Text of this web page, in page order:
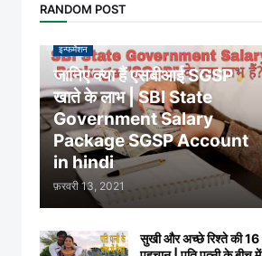
RANDOM POST
इन्फर्मेशन
जानिए क्या हैं एसबीआई SGSP
खाते के लाभ | SBI State
Government Salary
Package SGSP Account
in hindi
फ़रवरी 13, 2021
सुखी और अच्छे रिश्ते की 16